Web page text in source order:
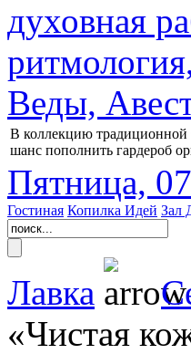
духовная
Веды,
В коллекцию
шанс пополнить гардероб
Пятница,
Гостиная Копилка Идей Зал
Лавка
«Чистая